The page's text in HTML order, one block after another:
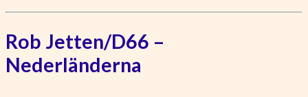
Rob Jetten/D66 –
Nederländerna